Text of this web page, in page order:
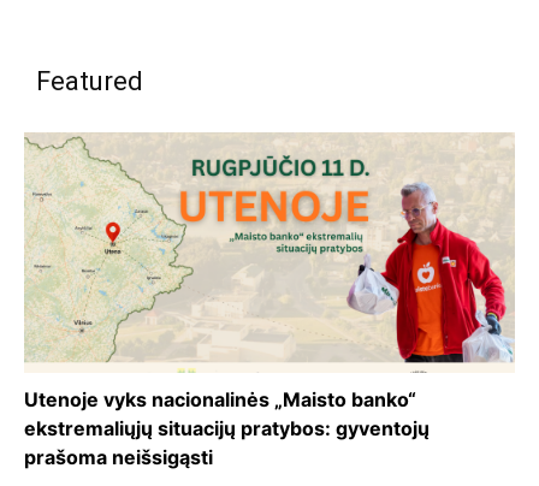
Featured
Utenoje vyks nacionalinės „Maisto banko“
ekstremaliųjų situacijų pratybos: gyventojų
prašoma neišsigąsti